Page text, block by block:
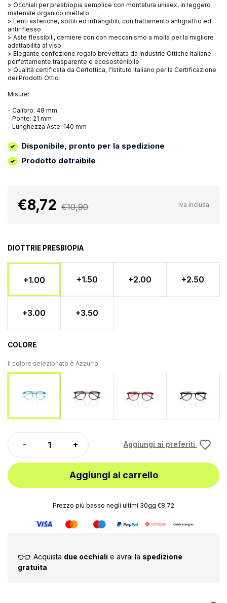
> Occhiali per presbiopia semplice con montatura unisex, in leggero
materiale organico iniettato
> Lenti asferiche, sottili ed infrangibili, con trattamento antigraffio ed
antiriflesso
> Aste flessibili, cerniere con con meccanismo a molla per la migliore
adattabilità al viso
> Elegante confezione regalo brevettata da Industrie Ottiche Italiane:
perfettamente trasparente e ecosostenibile
> Qualità certificata da Certottica, l’Istituto Italiano per la Certificazione
dei Prodotti Ottici
Misure:
- Calibro: 48 mm
- Ponte: 21 mm
- Lunghezza Aste: 140 mm
Disponibile, pronto per la spedizione
Prodotto detraibile
€8,72 €10,90 iva inclusa
DIOTTRIE PRESBIOPIA
+1.00 +1.50 +2.00 +2.50
+3.00 +3.50
COLORE
Il colore selezionato è Azzurro
Aggiungi ai preferiti
Aggiungi al carrello
Prezzo più basso negli ultimi 30gg €8,72
Acquista due occhiali e avrai la spedizione
gratuita